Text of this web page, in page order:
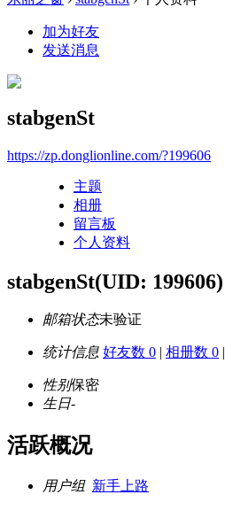
加为好友
发送消息
stabgenSt
https://zp.donglionline.com/?199606
主题
相册
留言板
个人资料
stabgenSt(UID: 199606)
邮箱状态未验证
统计信息 好友数 0 | 相册数 0 |
性别保密
生日-
活跃概况
用户组 新手上路